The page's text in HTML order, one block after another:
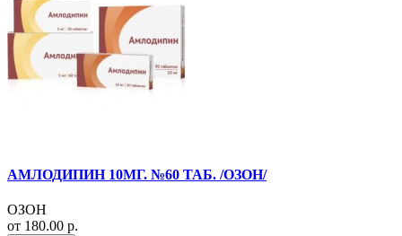
АМЛОДИПИН 10МГ. №60 ТАБ. /ОЗОН/
ОЗОН
от 180.00 р.